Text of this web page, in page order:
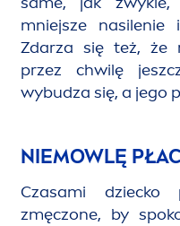
mniejsze
Zdarza się też, że
przez chwilę
wybudza się, a jego
NIEMOWLĘ
Czasami dziecko
zmęczone, by